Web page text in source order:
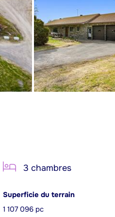
3 chambres
Superficie du terrain
1 107 096 pc